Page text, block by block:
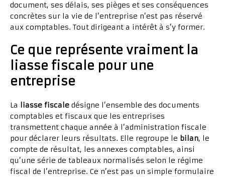
document, ses délais, ses pièges et ses conséquences
concrètes sur la vie de l’entreprise n’est pas réservé
aux comptables. Tout dirigeant a intérêt à s’y former.
Ce que représente vraiment la
liasse fiscale pour une
entreprise
La liasse fiscale désigne l’ensemble des documents
comptables et fiscaux que les entreprises
transmettent chaque année à l’administration fiscale
pour déclarer leurs résultats. Elle regroupe le bilan, le
compte de résultat, les annexes comptables, ainsi
qu’une série de tableaux normalisés selon le régime
fiscal de l’entreprise. Ce n’est pas un simple formulaire